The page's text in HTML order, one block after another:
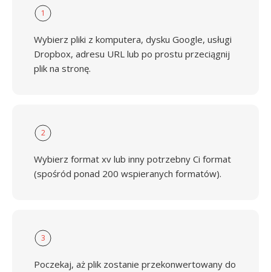
1
Wybierz pliki z komputera, dysku Google, usługi
Dropbox, adresu URL lub po prostu przeciągnij
plik na stronę.
2
Wybierz format xv lub inny potrzebny Ci format
(spośród ponad 200 wspieranych formatów).
3
Poczekaj, aż plik zostanie przekonwertowany do